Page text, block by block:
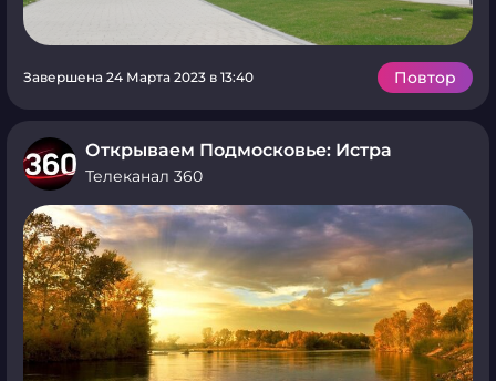
Завершена 24 Марта 2023 в 13:40 Повтор
Открываем Подмосковье: Истра
Телеканал 360